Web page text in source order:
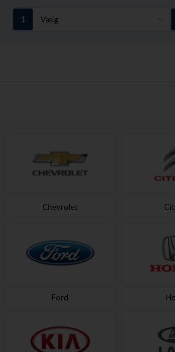
Chevrolet
Ford